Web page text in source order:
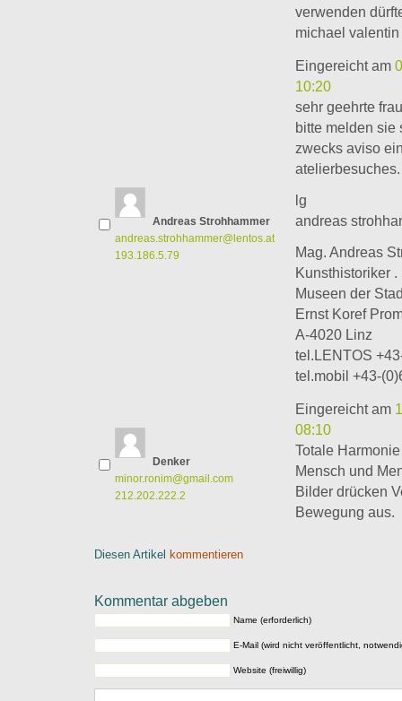
verwenden
michael valentin
Andreas Strohhammer
andreas.strohhammer@lentos.at
193.186.5.79
Eingereicht am
10:20
sehr geehrte
bitte melden sie
zwecks aviso
atelierbesuches.
lg
andreas
Mag. Andreas
Kunsthistoriker .
Museen der
Ernst Koref
A-4020 Linz
tel.LENTOS
tel.mobil +43-
Denker
minor.ronim@gmail.com
212.202.222.2
Eingereicht am
08:10
Totale
Mensch und
Bilder drücken
Bewegung aus.
Diesen Artikel kommentieren
Kommentar abgeben
Name (erforderlich)
E-Mail (wird nicht veröffentlicht,
Website (freiwillig)